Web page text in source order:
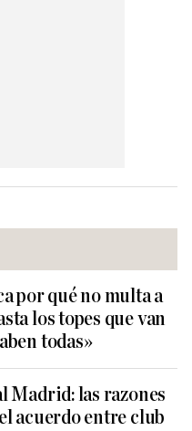
por qué no multa a
los topes que van
todas»
Madrid: las razones
acuerdo entre club